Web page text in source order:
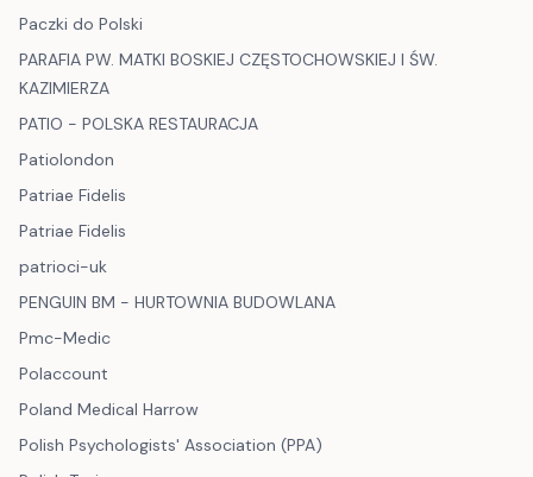
Paczki do Polski
PARAFIA PW. MATKI BOSKIEJ CZĘSTOCHOWSKIEJ I ŚW.
KAZIMIERZA
PATIO - POLSKA RESTAURACJA
Patiolondon
Patriae Fidelis
Patriae Fidelis
patrioci-uk
PENGUIN BM - HURTOWNIA BUDOWLANA
Pmc-Medic
Polaccount
Poland Medical Harrow
Polish Psychologists' Association (PPA)